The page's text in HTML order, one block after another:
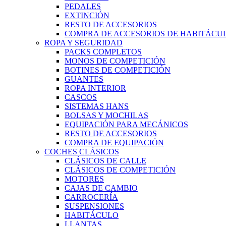
PEDALES
EXTINCIÓN
RESTO DE ACCESORIOS
COMPRA DE ACCESORIOS DE
ROPA Y SEGURIDAD
PACKS COMPLETOS
MONOS DE COMPETICIÓN
BOTINES DE COMPETICIÓN
GUANTES
ROPA INTERIOR
CASCOS
SISTEMAS HANS
BOLSAS Y MOCHILAS
EQUIPACIÓN PARA MECÁNICOS
RESTO DE ACCESORIOS
COMPRA DE EQUIPACIÓN
COCHES CLÁSICOS
CLÁSICOS DE CALLE
CLÁSICOS DE COMPETICIÓN
MOTORES
CAJAS DE CAMBIO
CARROCERÍA
SUSPENSIONES
HABITÁCULO
LLANTAS